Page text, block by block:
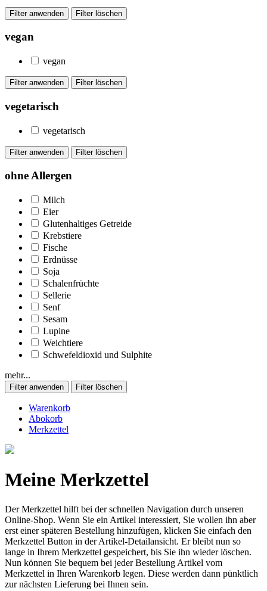
vegan
vegan
vegetarisch
vegetarisch
ohne Allergen
Milch
Eier
Glutenhaltiges Getreide
Krebstiere
Fische
Erdnüsse
Soja
Schalenfrüchte
Sellerie
Senf
Sesam
Lupine
Weichtiere
Schwefeldioxid und Sulphite
mehr...
Warenkorb
Abokorb
Merkzettel
Meine Merkzettel
Der Merkzettel hilft bei der schnellen Navigation durch unseren
Online-Shop. Wenn Sie ein Artikel interessiert, Sie wollen ihn aber
erst einer späteren Bestellung hinzufügen, klicken Sie einfach den
Merkzettel Button in der Artikel-Detailansicht. Er bleibt nun so
lange in Ihrem Merkzettel gespeichert, bis Sie ihn wieder löschen.
Nun können Sie bequem bei jeder Bestellung Artikel vom
Merkzettel in Ihren Warenkorb legen. Diese werden dann pünktlich
zur nächsten Lieferung bei Ihnen sein.